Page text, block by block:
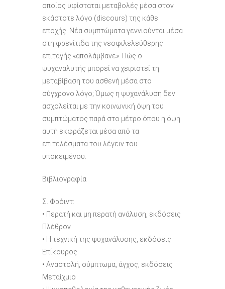
οποίος υφίσταται μεταβολές μέσα στον
εκάστοτε λόγο (discours) της κάθε
εποχής. Νέα συμπτώματα γεννιούνται μέσα
στη φρενίτιδα της νεοφιλελεύθερης
επιταγής «απολάμβανε». Πώς ο
ψυχαναλυτής μπορεί να χειριστεί τη
μεταβίβαση του ασθενή μέσα στο
σύγχρονο λόγο; Όμως η ψυχανάλυση δεν
ασχολείται με την κοινωνική όψη του
συμπτώματος παρά στο μέτρο όπου η όψη
αυτή εκφράζεται μέσα από τα
επιτελέσματα του λέγειν του
υποκειμένου.
Βιβλιογραφία
Σ. Φρόιντ:
• Περατή και μη περατή ανάλυση, εκδόσεις
Πλέθρον
• H τεχνική της ψυχανάλυσης, εκδόσεις
Επίκουρος
• Αναστολή, σύμπτωμα, άγχος, εκδόσεις
Μεταίχμιο